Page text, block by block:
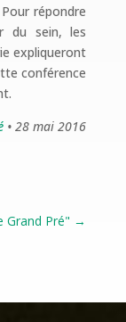
répondre
du sein, les
expliqueront
conférence
• 28 mai 2016
Grand Pré" →